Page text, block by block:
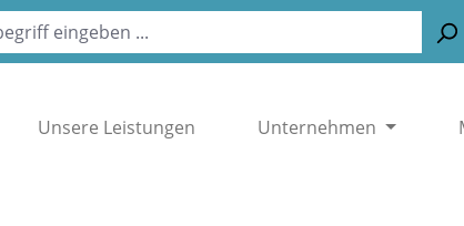
Unsere Leistungen Unternehmen